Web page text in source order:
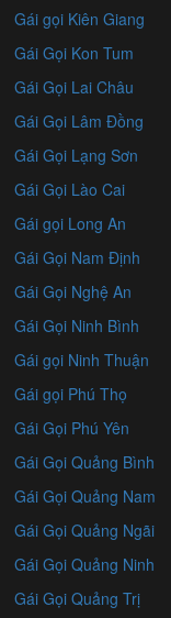
Gái gọi Kiên Giang
Gái Gọi Kon Tum
Gái Gọi Lai Châu
Gái Gọi Lâm Đồng
Gái Gọi Lạng Sơn
Gái Gọi Lào Cai
Gái gọi Long An
Gái Gọi Nam Định
Gái Gọi Nghệ An
Gái Gọi Ninh Bình
Gái gọi Ninh Thuận
Gái gọi Phú Thọ
Gái Gọi Phú Yên
Gái Gọi Quảng Bình
Gái Gọi Quảng Nam
Gái Gọi Quảng Ngãi
Gái Gọi Quảng Ninh
Gái Gọi Quảng Trị